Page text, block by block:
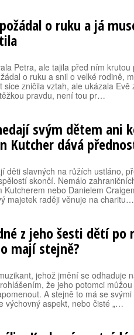
o ruku a já
Petra, ale tajila před ním
o ruku a snil o velké rodině,
sice zničila vztah, ale ukázala
pravdu, není tou pr…
svým dětem ani
Kutcher dává
děti slavných na růžích ustláno,
skončí. Nemálo
Kutcherem nebo Danielem
majetek raději věnuje na charitu…
z jeho šesti dětí po
mají stejně?
jehož jmění se odhaduje
že jeho potomci
A stejně to má se
výchovný aspekt, nebo čisté „…